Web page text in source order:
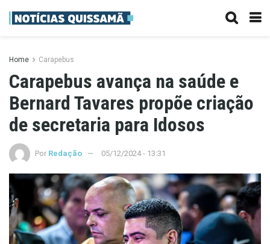
Home Carapebus
Carapebus avança na saúde e
Bernard Tavares propõe criação
de secretaria para Idosos
Por Redação 05/12/2024 - 13:31